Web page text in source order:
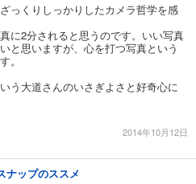
っくりしっかりしたカメラ哲学を感
に2分されると思うのです。いい写真
と思いますが、心を打つ写真という
。
う大道さんのいさぎよさと好奇心に
2014年10月12日
ップのススメ